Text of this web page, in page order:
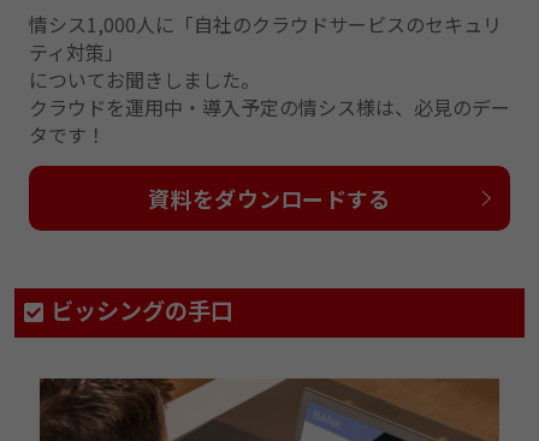
情シス1,000人に「自社のクラウドサービスのセキュリ
ティ対策」
についてお聞きしました。
クラウドを運用中・導入予定の情シス様は、必見のデー
タです！
資料をダウンロードする
ビッシングの手口